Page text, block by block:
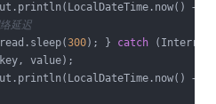
+
延迟
300); } catch
value);
+